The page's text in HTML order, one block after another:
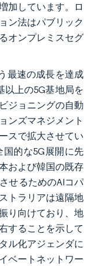
加しています。ロ
ン法はパブリック
オンプレミスセグ
最速の成長を達成
以上の5G基地局を
ジョニングの自動
ンズマネジメント
スで拡大させてい
的な5G展開に先
および韓国の既存
せるためのAIコパ
トラリアは遠隔地
り向けており、地
することを示して
ル化アジェンダに
ベートネットワー